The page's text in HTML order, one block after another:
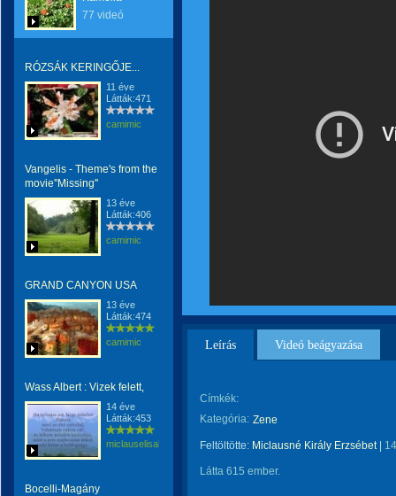
77 videó
RÓZSÁK KERINGŐJE...
11 éve
Látták:471
camimic
Vangelis - Theme's from the
movie''Missing''
13 éve
Látták:406
camimic
GRAND CANYON USA
13 éve
Látták:474
camimic
Wass Albert : Vizek felett,
14 éve
Látták:453
miclauselisabeta
Bocelli-Magány
Leírás Videó beágyazása
Címkék:
Kategória: Zene
Feltöltötte: Miclausné Király Erzsébet|
Látta 615 ember.